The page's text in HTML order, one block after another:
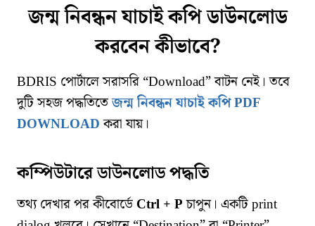
জন্ম নিবন্ধন যাচাই কপি ডাউনলোড
করবেন কীভাবে?
BDRIS পোর্টালে সরাসরি “Download” বাটন নেই। তবে
দুটি সহজ পদ্ধতিতেজন্ম নিবন্ধন যাচাই কপি PDF
DOWNLOADকরা যায়।
কম্পিউটারে ডাউনলোড পদ্ধতি
তথ্য দেখার পর কীবোর্ডেCtrl + Pচাপুন। একটি print